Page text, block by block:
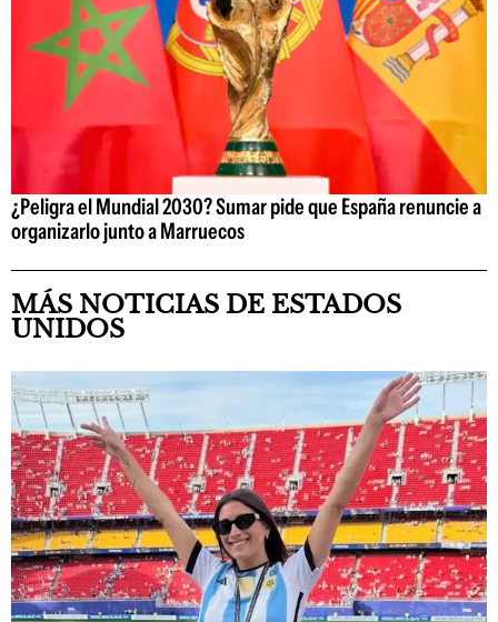
¿Peligra el Mundial 2030? Sumar pide que España renuncie a
organizarlo junto a Marruecos
MÁS NOTICIAS DE ESTADOS
UNIDOS